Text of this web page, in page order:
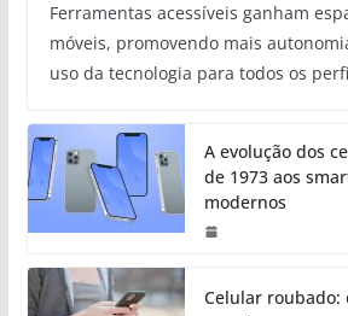
Ferramentas acessíveis ganham
móveis, promovendo mais
uso da tecnologia para todos os
A evolução dos
de 1973 aos
modernos
Celular roubado: